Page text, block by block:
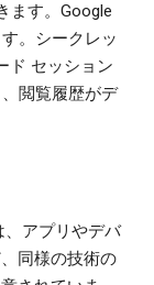
ます。Google
。シークレッ
ド セッション
閲覧履歴がデ
アプリやデバ
同様の技術の